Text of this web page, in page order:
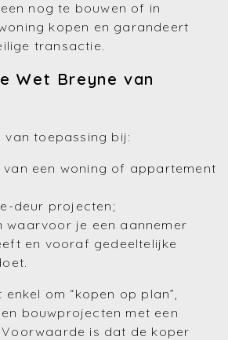
nog te bouwen of in
kopen en garandeert
transactie.
Wet Breyne van
van toepassing bij:
een woning of appartement
deur projecten;
waarvoor je een aannemer
en vooraf gedeeltelijke
om “kopen op plan”,
bouwprojecten met een
is dat de koper